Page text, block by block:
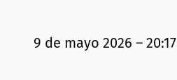
9 de mayo 2026 – 20:17